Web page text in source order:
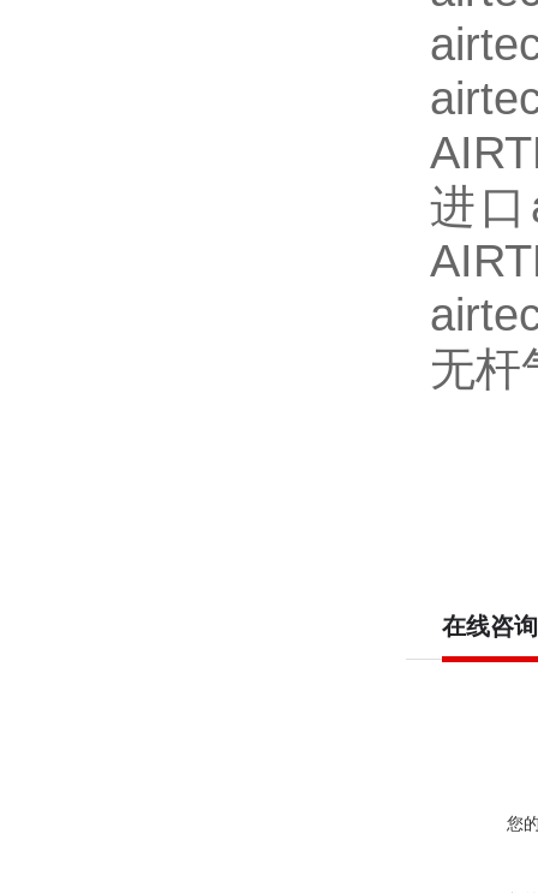
进
无杆
在线咨询
您